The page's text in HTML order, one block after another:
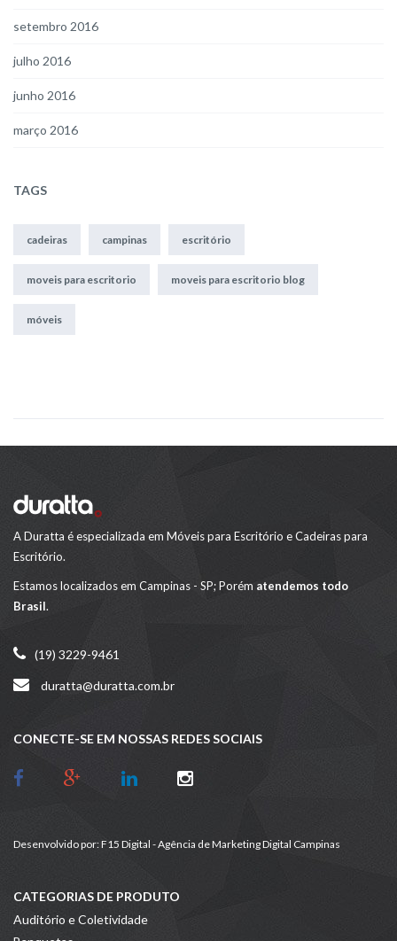
setembro 2016
julho 2016
junho 2016
março 2016
TAGS
cadeiras campinas escritório
moveis para escritorio moveis para escritorio blog
móveis
A Duratta é especializada em Móveis para Escritório e Cadeiras para
Escritório.
Estamos localizados em Campinas - SP; Porém atendemos todo
Brasil.
(19) 3229-9461
duratta@duratta.com.br
CONECTE-SE EM NOSSAS REDES SOCIAIS
Desenvolvido por:F15 Digital - Agência de Marketing Digital Campinas
CATEGORIAS DE PRODUTO
Auditório e Coletividade